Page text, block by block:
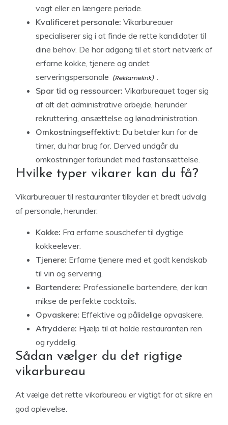
vagt eller en længere periode.
Kvalificeret personale: Vikarbureauer
specialiserer sig i at finde de rette kandidater til
dine behov. De har adgang til et stort netværk af
erfarne kokke, tjenere og andet
serveringspersonale
.
Spar tid og ressourcer: Vikarbureauet tager sig
af alt det administrative arbejde, herunder
rekruttering, ansættelse og lønadministration.
Omkostningseffektivt: Du betaler kun for de
timer, du har brug for. Derved undgår du
omkostninger forbundet med fastansættelse.
Hvilke typer vikarer kan du få?
Vikarbureauer til restauranter tilbyder et bredt udvalg
af personale, herunder:
Kokke: Fra erfarne souschefer til dygtige
kokkeelever.
Tjenere: Erfarne tjenere med et godt kendskab
til vin og servering.
Bartendere: Professionelle bartendere, der kan
mikse de perfekte cocktails.
Opvaskere: Effektive og pålidelige opvaskere.
Afryddere: Hjælp til at holde restauranten ren
og ryddelig.
Sådan vælger du det rigtige
vikarbureau
At vælge det rette vikarbureau er vigtigt for at sikre en
god oplevelse.